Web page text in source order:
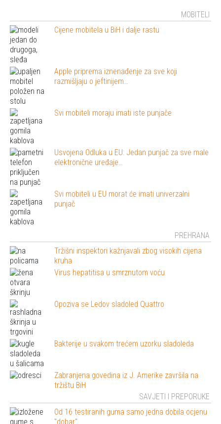
MOBITELI
Cijene mobitela u BiH i dalje rastu
Apple priprema iznenađenje za sve koji
razmišljaju o jeftinijem…
Svi mobiteli moraju imati iste punjače
Usvojena Odluka u EU: Jedan punjač za sve male
elektronične uređaje…
Svi mobiteli u EU morat će imati univerzalni
punjač
PREHRANA
Tržišni inspektori kažnjavali zbog visokih cijena
kruha
Virus hepatitisa u smrznutom voću
Opoziva se Ledov sladoled Quattro
Bakterije u svakom trećem uzorku sladoleda
Zabranjena govedina iz J. Amerike završila na
tržištu BiH
SAVJETI I PREPORUKE
Od 16 testiranih guma samo jedna dobila ocjenu
"dobar"